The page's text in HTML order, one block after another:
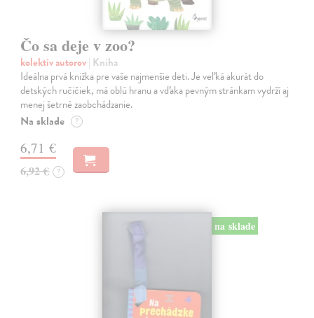
Čo sa deje v zoo?
kolektív autorov| Kniha
Ideálna prvá knižka pre vaše najmenšie deti. Je veľká akurát do
detských ručičiek, má oblú hranu a vďaka pevným stránkam vydrží aj
menej šetrné zaobchádzanie.
Na sklade ?
6,71 €
6,92 € ?
na sklade